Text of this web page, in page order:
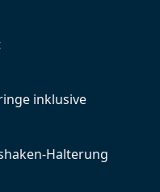
inklusive
Halterung